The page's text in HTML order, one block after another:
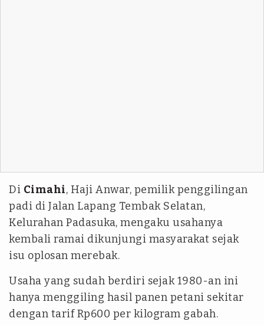
Di Cimahi, Haji Anwar, pemilik penggilingan
padi di Jalan Lapang Tembak Selatan,
Kelurahan Padasuka, mengaku usahanya
kembali ramai dikunjungi masyarakat sejak
isu oplosan merebak.
Usaha yang sudah berdiri sejak 1980-an ini
hanya menggiling hasil panen petani sekitar
dengan tarif Rp600 per kilogram gabah.